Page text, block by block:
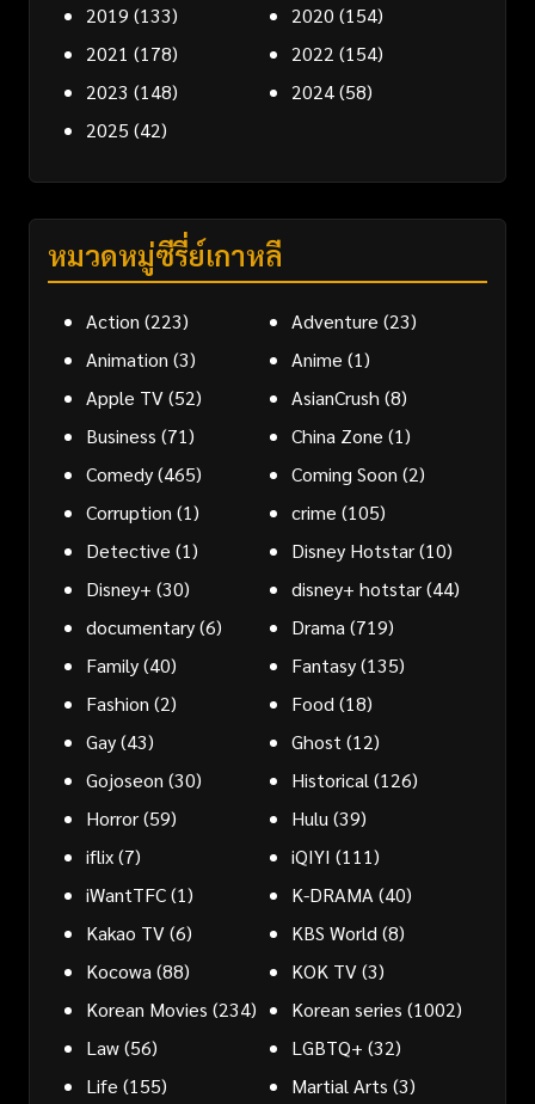
2019 (133) 2020 (154)
2021 (178) 2022 (154)
2023 (148) 2024(58)
2025 (42)
หมวดหมู่ซีรี่ย์เกาหลี
Action (223) Adventure (23)
Animation (3) Anime (1)
Apple TV(52) AsianCrush (8)
Business (71) China Zone (1)
Comedy(465) Coming Soon (2)
Corruption (1) crime (105)
Detective (1) Disney Hotstar(10)
Disney+ (30) disney+ hotstar(44)
documentary(6) Drama (719)
Family(40) Fantasy(135)
Fashion (2) Food (18)
Gay(43) Ghost (12)
Gojoseon (30) Historical (126)
Horror(59) Hulu (39)
iflix(7) iQIYI (111)
iWantTFC(1) K-DRAMA (40)
Kakao TV(6) KBS World (8)
Kocowa (88) KOK TV(3)
Korean Movies (234) Korean series (1002)
Law(56) LGBTQ+ (32)
Life (155) Martial Arts (3)